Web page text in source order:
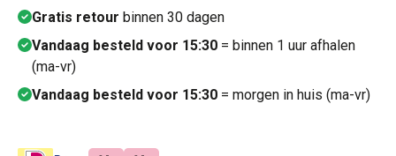
Gratis retour binnen 30 dagen
Vandaag besteld voor 15:30 = binnen 1 uur afhalen
(ma-vr)
Vandaag besteld voor 15:30 = morgen in huis (ma-vr)